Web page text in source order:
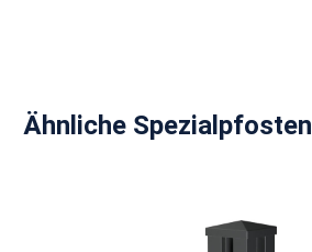
Produktgalerie überspringen
Ähnliche Spezialpfosten